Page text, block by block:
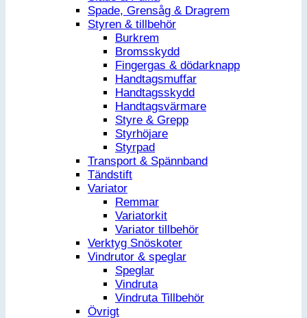
Spade, Grensåg & Dragrem
Styren & tillbehör
Burkrem
Bromsskydd
Fingergas & dödarknapp
Handtagsmuffar
Handtagsskydd
Handtagsvärmare
Styre & Grepp
Styrhöjare
Styrpad
Transport & Spännband
Tändstift
Variator
Remmar
Variatorkit
Variator tillbehör
Verktyg Snöskoter
Vindrutor & speglar
Speglar
Vindruta
Vindruta Tillbehör
Övrigt